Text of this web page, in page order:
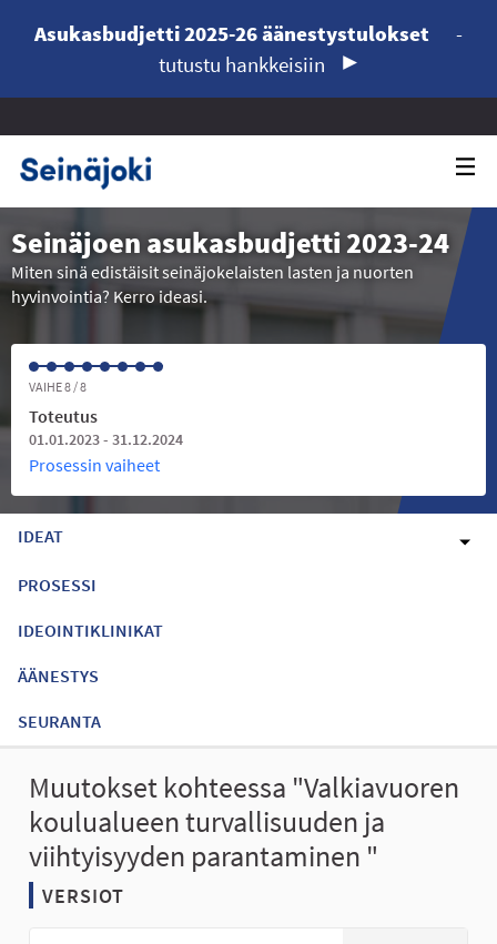
Asukasbudjetti 2025-26 äänestystulokset
-
tutustu hankkeisiin
Seinäjoen asukasbudjetti 2023-24
Miten sinä edistäisit seinäjokelaisten lasten ja nuorten
hyvinvointia? Kerro ideasi.
VAIHE 8 / 8
Toteutus
01.01.2023 - 31.12.2024
Prosessin vaiheet
IDEAT
PROSESSI
IDEOINTIKLINIKAT
ÄÄNESTYS
SEURANTA
Muutokset kohteessa "Valkiavuoren
koulualueen turvallisuuden ja
viihtyisyyden parantaminen "
VERSIOT